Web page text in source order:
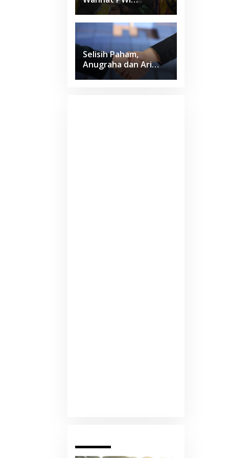
Lampung Jadi Lulusan
Terbaik Kedokteran
Unila dengan IPK 4
Selisih Paham,
Anugraha dan Ari
Wahyu Sepakat Pilih